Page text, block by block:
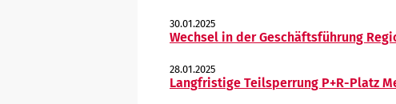
30.01.2025
Wechsel in der Geschäftsführung
28.01.2025
Langfristige Teilsperrung P+R-Platz